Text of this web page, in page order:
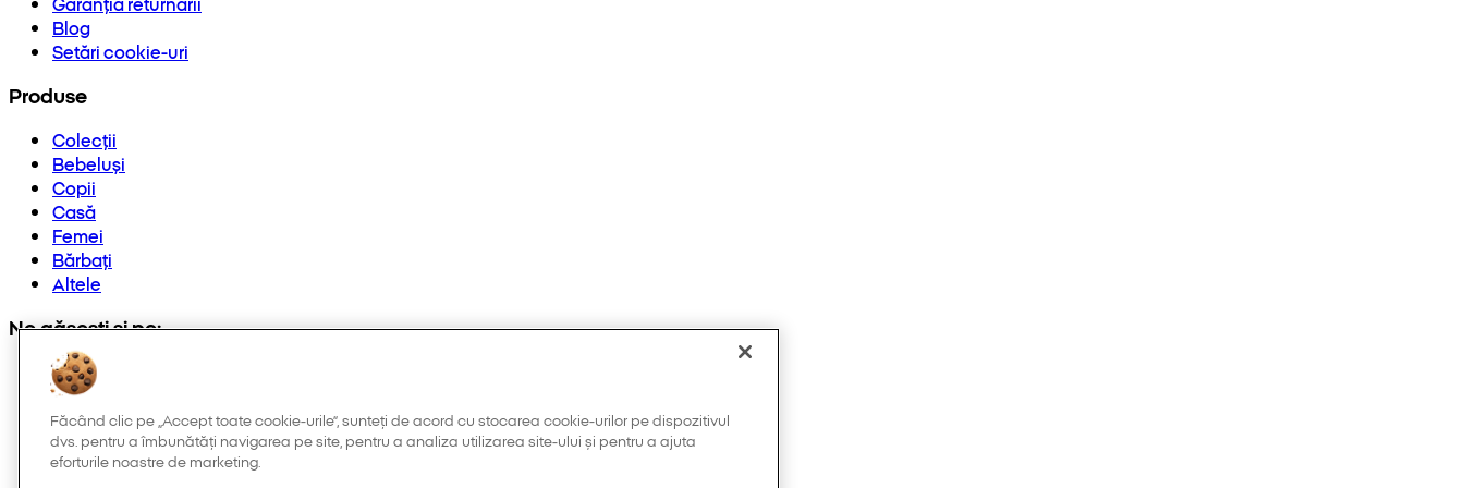
Blog
Setări cookie-uri
Produse
Colecții
Bebeluși
Copii
Casă
Femei
Bărbați
Altele
Ne găsești și pe:
Făcând clic pe „Accept toate cookie-urile”, sunteți de acord cu stocarea cookie-urilor pe dispozitivul
dvs. pentru a îmbunătăți navigarea pe site, pentru a analiza utilizarea site-ului și pentru a ajuta
eforturile noastre de marketing.